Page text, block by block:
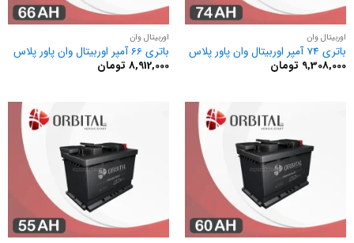
اوربیتال وان
باتری 74 آمپر اوربیتال وان پاور پلاس
9,308,000 تومان
اوربیتال وان
باتری 66 آمپر اوربیتال وان پاور پلاس
8,912,000 تومان